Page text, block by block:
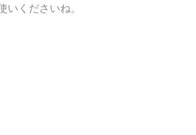
くださいね。